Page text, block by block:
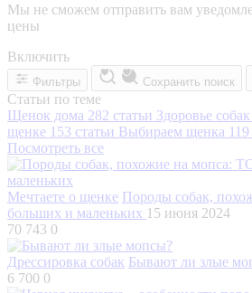
Мы не сможем отправить вам
цены
Включить
Фильтры Сохранить поиск
Статьи по теме
Щенок дома 282 статьи Здоровье собак
щенке 153 статьи Выбираем щенка
Посмотреть все
Мечтаете о щенке Породы собак,
больших и маленьких 15 июня 2024
70 743 0
Дрессировка собак Бывают ли злые
6 700 0